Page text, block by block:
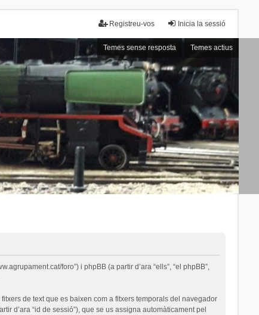
Inicia la sessió
Registreu-vos
Temes sense resposta Temes actius
foro”) i phpBB (a partir d’ara “ells”, “el phpBB”,
de text que es baixen com a fitxers temporals del navegador
d’ara “id de sessió”), que se us assigna automàticament pel